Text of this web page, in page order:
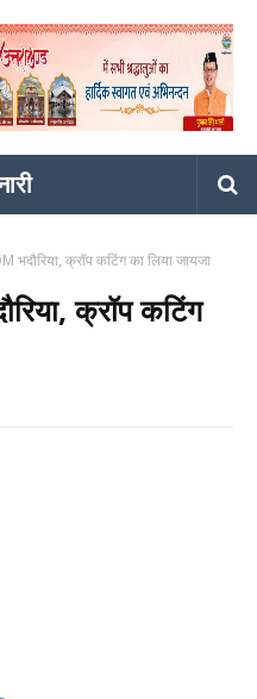
भदौरिया, क्रॉप कटिंग का लिया जायजा
क्रॉप कटिंग